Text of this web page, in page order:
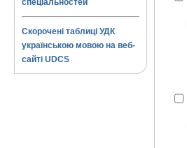
спеціальностей
Скорочені таблиці УДК
українською мовою на веб-
сайті UDCS